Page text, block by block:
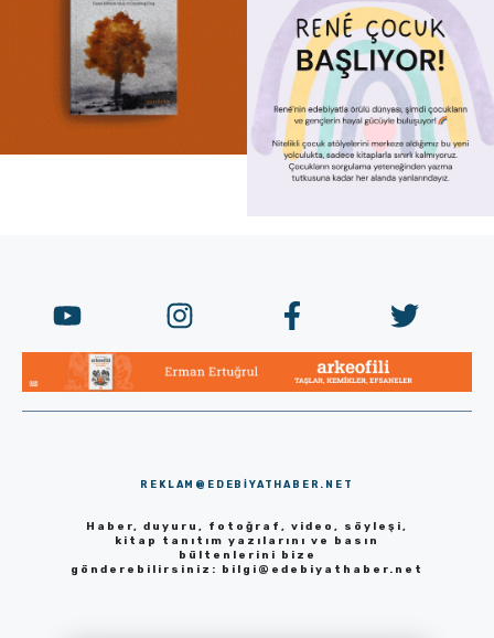
REKLAM@EDEBIYATHABER.NET
Haber, duyuru, fotoğraf, video, söyleşi,
kitap tanıtım yazılarını ve basın
bültenlerini bize
gönderebilirsiniz:
bilgi@edebiyathaber.net